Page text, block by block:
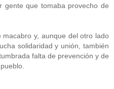
gente que tomaba provecho de
macabro y, aunque del otro lado
solidaridad y unión, también
falta de prevención y de